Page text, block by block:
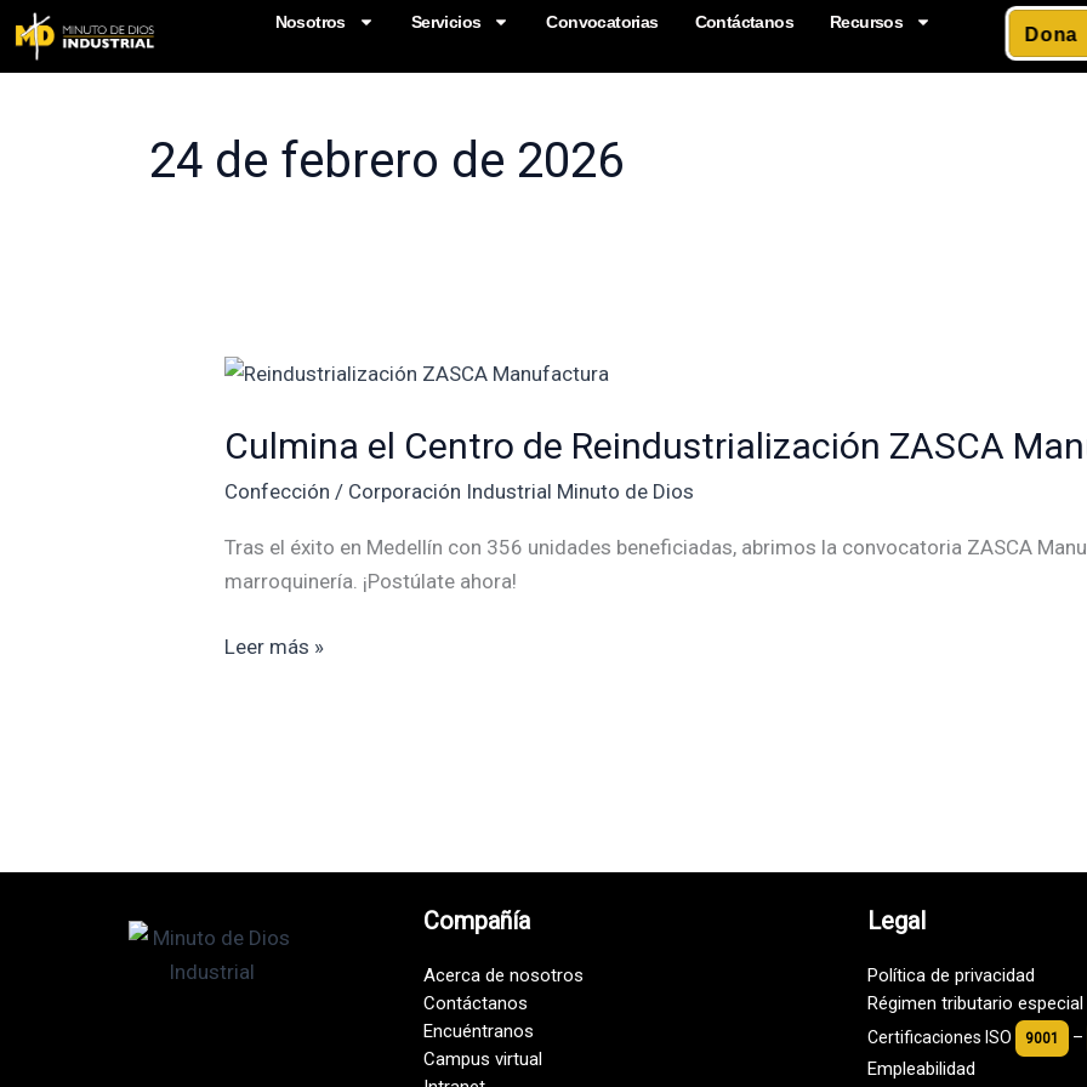
Nosotros Servicios Convocatorias Contáctanos Recursos
Dona
24 de febrero de 2026
Culmina el Centro de Reindustrialización ZASCA
Confección / Corporación Industrial Minuto de Dios
Tras el éxito en Medellín con 356 unidades beneficiadas, abrimos la convocatoria ZASCA
marroquinería. ¡Postúlate ahora!
Culmina
Centro
Reindustrialización
ZASCA
Manufactura
Leer más »
Compañía
Acerca de nosotros
Contáctanos
Encuéntranos
Campus virtual
Legal
Política de privacidad
Régimen tributario especial
Certificaciones ISO 9001 –
Empleabilidad